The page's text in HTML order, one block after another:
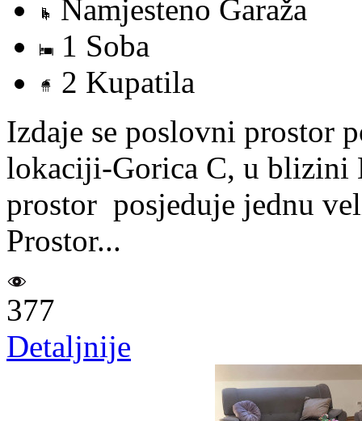
Namjesteno Garaža
1 Soba
2 Kupatila
Izdaje se poslovni prostor
lokaciji-Gorica C, u blizini
prostor posjeduje jednu
Prostor...
377
Detaljnije